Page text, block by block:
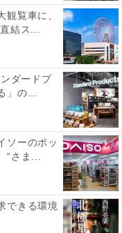
観覧車に、
結ス...
ダードプ
」の...
ソーのポッ
さま...
できる環境